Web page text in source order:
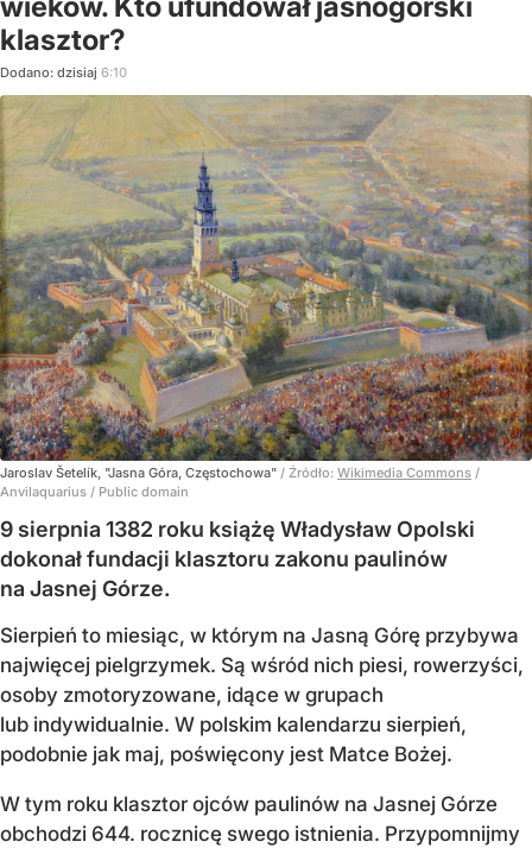
wieków. Kto ufundował jasnogórski
klasztor?
Dodano: dzisiaj 6:10
Jaroslav Šetelík, "Jasna Góra, Częstochowa" / Źródło: Wikimedia Commons /
Anvilaquarius / Public domain
9 sierpnia 1382 roku książę Władysław Opolski
dokonał fundacji klasztoru zakonu paulinów
na Jasnej Górze.
Sierpień to miesiąc, w którym na Jasną Górę przybywa
najwięcej pielgrzymek. Są wśród nich piesi, rowerzyści,
osoby zmotoryzowane, idące w grupach
lub indywidualnie. W polskim kalendarzu sierpień,
podobnie jak maj, poświęcony jest Matce Bożej.
W tym roku klasztor ojców paulinów na Jasnej Górze
obchodzi 644. rocznicę swego istnienia. Przypomnijmy